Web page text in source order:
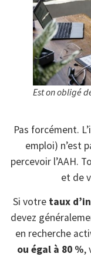
Est on obligé
Pas forcément.
emploi) n’est
percevoir l’AAH.
et de
Si votre taux
devez
en recherche
ou égal à 80 %,